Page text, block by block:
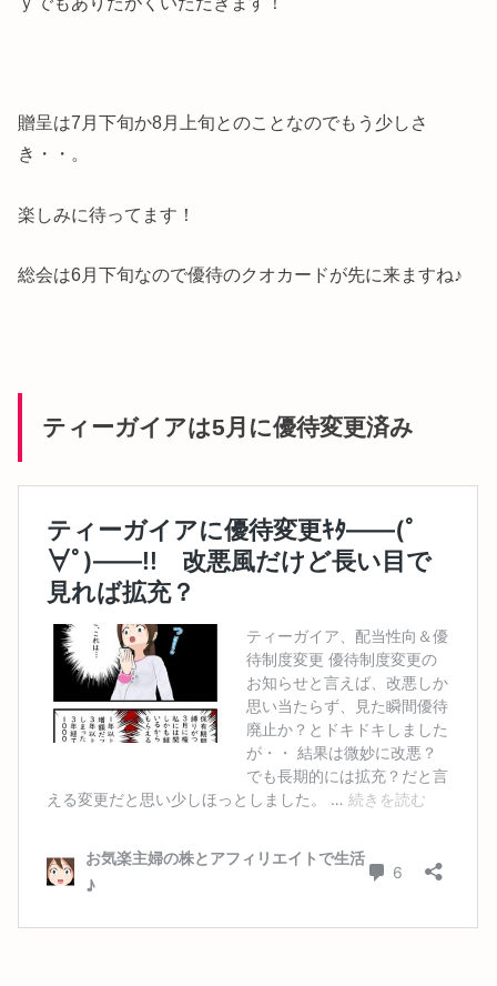
贈呈は7月下旬か8月上旬とのことなのでもう少しさ
き・・。
楽しみに待ってます！
総会は6月下旬なので優待のクオカードが先に来ますね♪
ティーガイアは5月に優待変更済み